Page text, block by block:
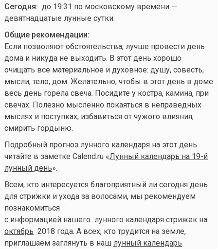
Сегодня: до 19:31 по московскому времени —
девятнадцатые лунные сутки.
Общие рекомендации:
Если позволяют обстоятельства, лучше провести день
дома и никуда не выходить. В этот день хорошо
очищать всё материальное и духовное: душу, совесть,
мысли, тело, дом. Желательно, чтобы в этот день в доме
весь день горела свеча. Посидите у костра, камина, при
свечах. Полезно мысленно покаяться в неправедных
мыслях и поступках, избавиться от чужого влияния,
смирить гордыню.
Подробный прогноз лунного календаря на этот день
читайте в заметке Calend.ru «Лунный календарь на 19-й
лунный день».
Всем, кто интересуется благоприятный ли сегодня день
для стрижки и ухода за волосами, мы рекомендуем
познакомиться
с информацией нашего лунного календаря стрижек на
октябрь 2018 года. А всех, кто трудится на земле,
приглашаем заглянуть в наш лунный календарь